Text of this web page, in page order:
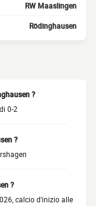
RW Maaslingen
Rödinghausen
?
0-2
?
?
calcio d'inizio alle